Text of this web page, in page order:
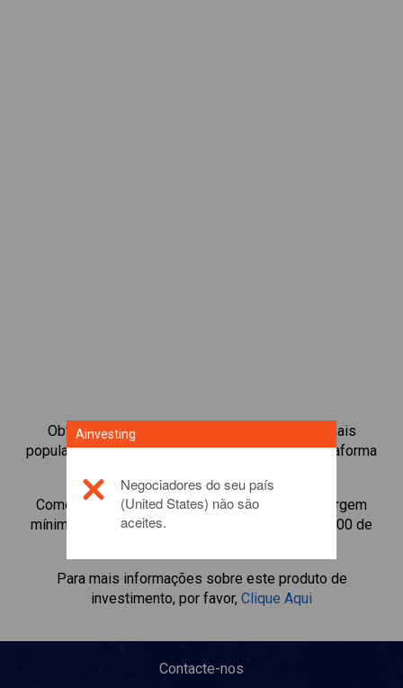
Obtenha acesso instantâneo às Obrigações mais
populares disponíveis diretamente na nossa plataforma
Comece a negociar CFDs deEthereum
com margem
mínima de manutenção, melhor execução, até 1:200 de
Para mais informações sobre este produto de
investimento, por favor, Clique Aqui
Contacte-nos
Ainvesting
Negociadores do seu país
(United States) não são
aceites.